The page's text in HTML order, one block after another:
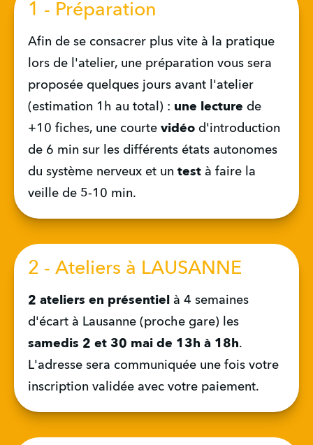
1 - Préparation
Afin de se consacrer plus vite à la pratique
lors de l'atelier, une préparation vous sera
proposée quelques jours avant l'atelier
(estimation 1h au total) : une lecture de
+10 fiches, une courte vidéo d'introduction
de 6 min sur les différents états autonomes
du système nerveux et un test à faire la
veille de 5-10 min.
2 - Ateliers à LAUSANNE
2 ateliers en présentiel
à 4 semaines
d'écart à Lausanne (proche gare)
les
samedis 2 et 30 mai de 13h à 18h.
L'adresse sera communiquée une fois votre
inscription validée avec votre paiement.